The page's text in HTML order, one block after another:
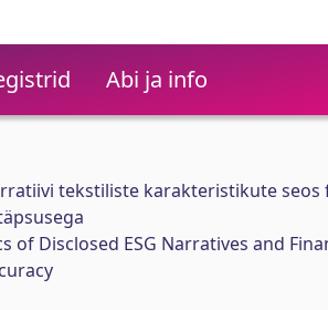
Abi ja info
tekstiliste karakteristikute
of Disclosed ESG Narratives and